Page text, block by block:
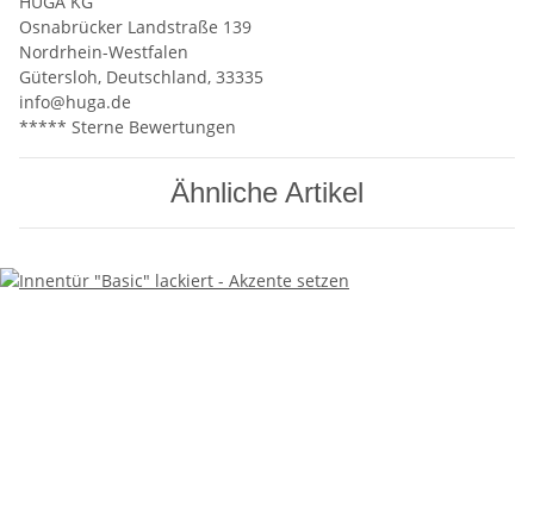
Osnabrücker Landstraße 139
Nordrhein-Westfalen
Gütersloh, Deutschland, 33335
info@huga.de
***** Sterne Bewertungen
Ähnliche Artikel